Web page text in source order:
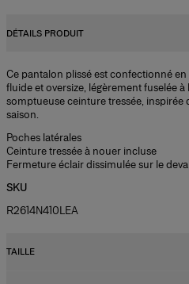
DÉTAILS PRODUIT
Ce pantalon plissé est confectionné
fluide et oversize, légèrement fuselée
somptueuse ceinture tressée, inspirée
saison.
Poches latérales
Ceinture tressée à nouer incluse
Fermeture éclair dissimulée sur le
SKU
R2614N410LEA
TAILLE